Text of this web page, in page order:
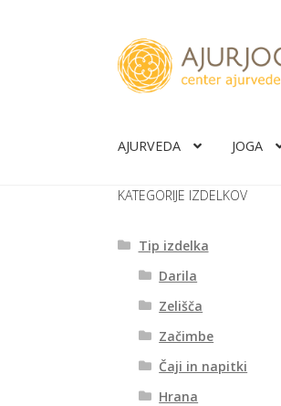
Skip
to
navigation
Skip
to
content
AJURVEDA JOGA
KATEGORIJE IZDELKOV
Tip izdelka
Darila
Zelišča
Začimbe
Čaji in napitki
Hrana